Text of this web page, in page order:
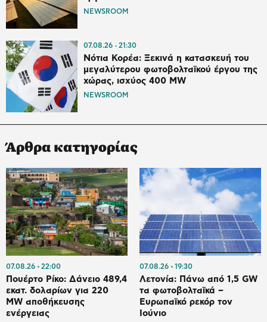
NEWSROOM
07.08.26 21:30
Νότια Κορέα: Ξεκινά η κατασκευή του
μεγαλύτερου φωτοβολταϊκού έργου της
χώρας, ισχύος 400 MW
NEWSROOM
Άρθρα κατηγορίας
07.08.26 22:00
Πουέρτο Ρίκο: Δάνειο 489,4
εκατ. δολαρίων για 220
MW αποθήκευσης
ενέργειας
07.08.26 19:30
Λετονία: Πάνω από 1,5 GW
τα φωτοβολταϊκά –
Ευρωπαϊκό ρεκόρ τον
Ιούνιο